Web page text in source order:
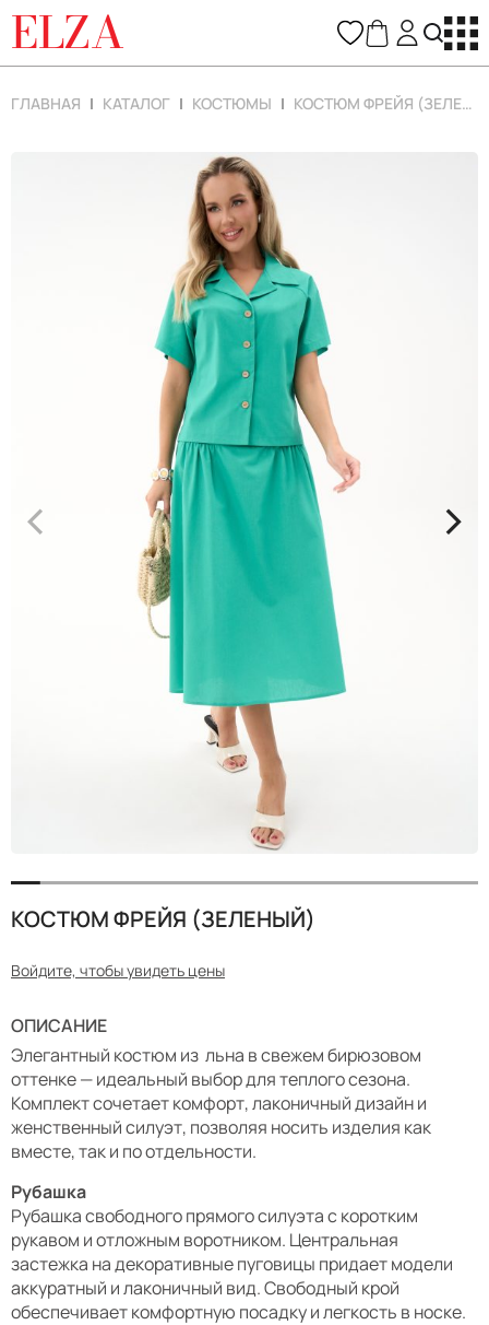
ELZA
ГЛАВНАЯ КАТАЛОГ КОСТЮМЫ КОСТЮМ ФРЕЙЯ (ЗЕЛЕНЫЙ)
< >
КОСТЮМ ФРЕЙЯ (ЗЕЛЕНЫЙ)
Войдите, чтобы увидеть цены
ОПИСАНИЕ
Элегантный костюм из льна в свежем бирюзовом
оттенке — идеальный выбор для теплого сезона.
Комплект сочетает комфорт, лаконичный дизайн и
женственный силуэт, позволяя носить изделия как
вместе, так и по отдельности.
Рубашка
Рубашка свободного прямого силуэта с коротким
рукавом и отложным воротником. Центральная
застежка на декоративные пуговицы придает модели
аккуратный и лаконичный вид. Свободный крой
обеспечивает комфортную посадку и легкость в носке.